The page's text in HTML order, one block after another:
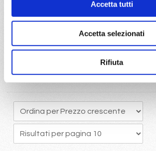
Accetta tutti
Accetta selezionati
Rifiuta
che comprende una ottima selezione di
analcoliche calde e fredde